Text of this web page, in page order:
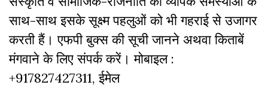
साथ-साथ इसके सूक्ष्म पहलुओं को भी गहराई से उजागर
करती हैं। एफपी बुक्‍स की सूची जानने अथवा किताबें
मंगवाने के लिए संपर्क करें। मोबाइल :
+917827427311, ईमेल